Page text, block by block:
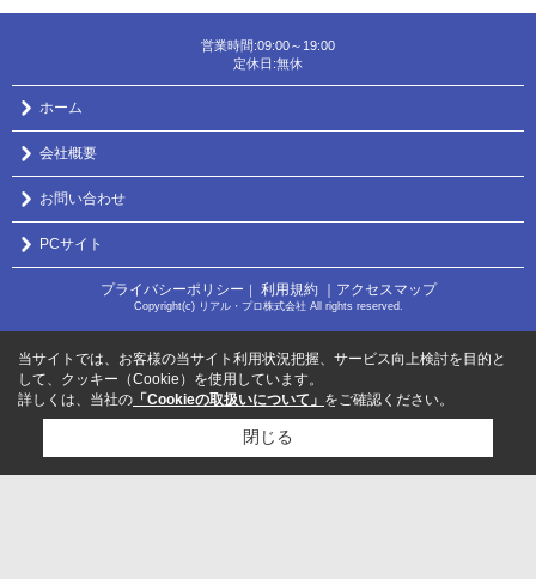
営業時間:09:00～19:00
定休日:無休
ホーム
会社概要
お問い合わせ
PCサイト
プライバシーポリシー ｜ 利用規約 ｜アクセスマップ
Copyright(c) リアル・プロ株式会社 All rights reserved.
当サイトでは、お客様の当サイト利用状況把握、サービス向上検討を目的と
して、クッキー（Cookie）を使用しています。
詳しくは、当社の 「Cookieの取扱いについて」 をご確認ください。
閉じる